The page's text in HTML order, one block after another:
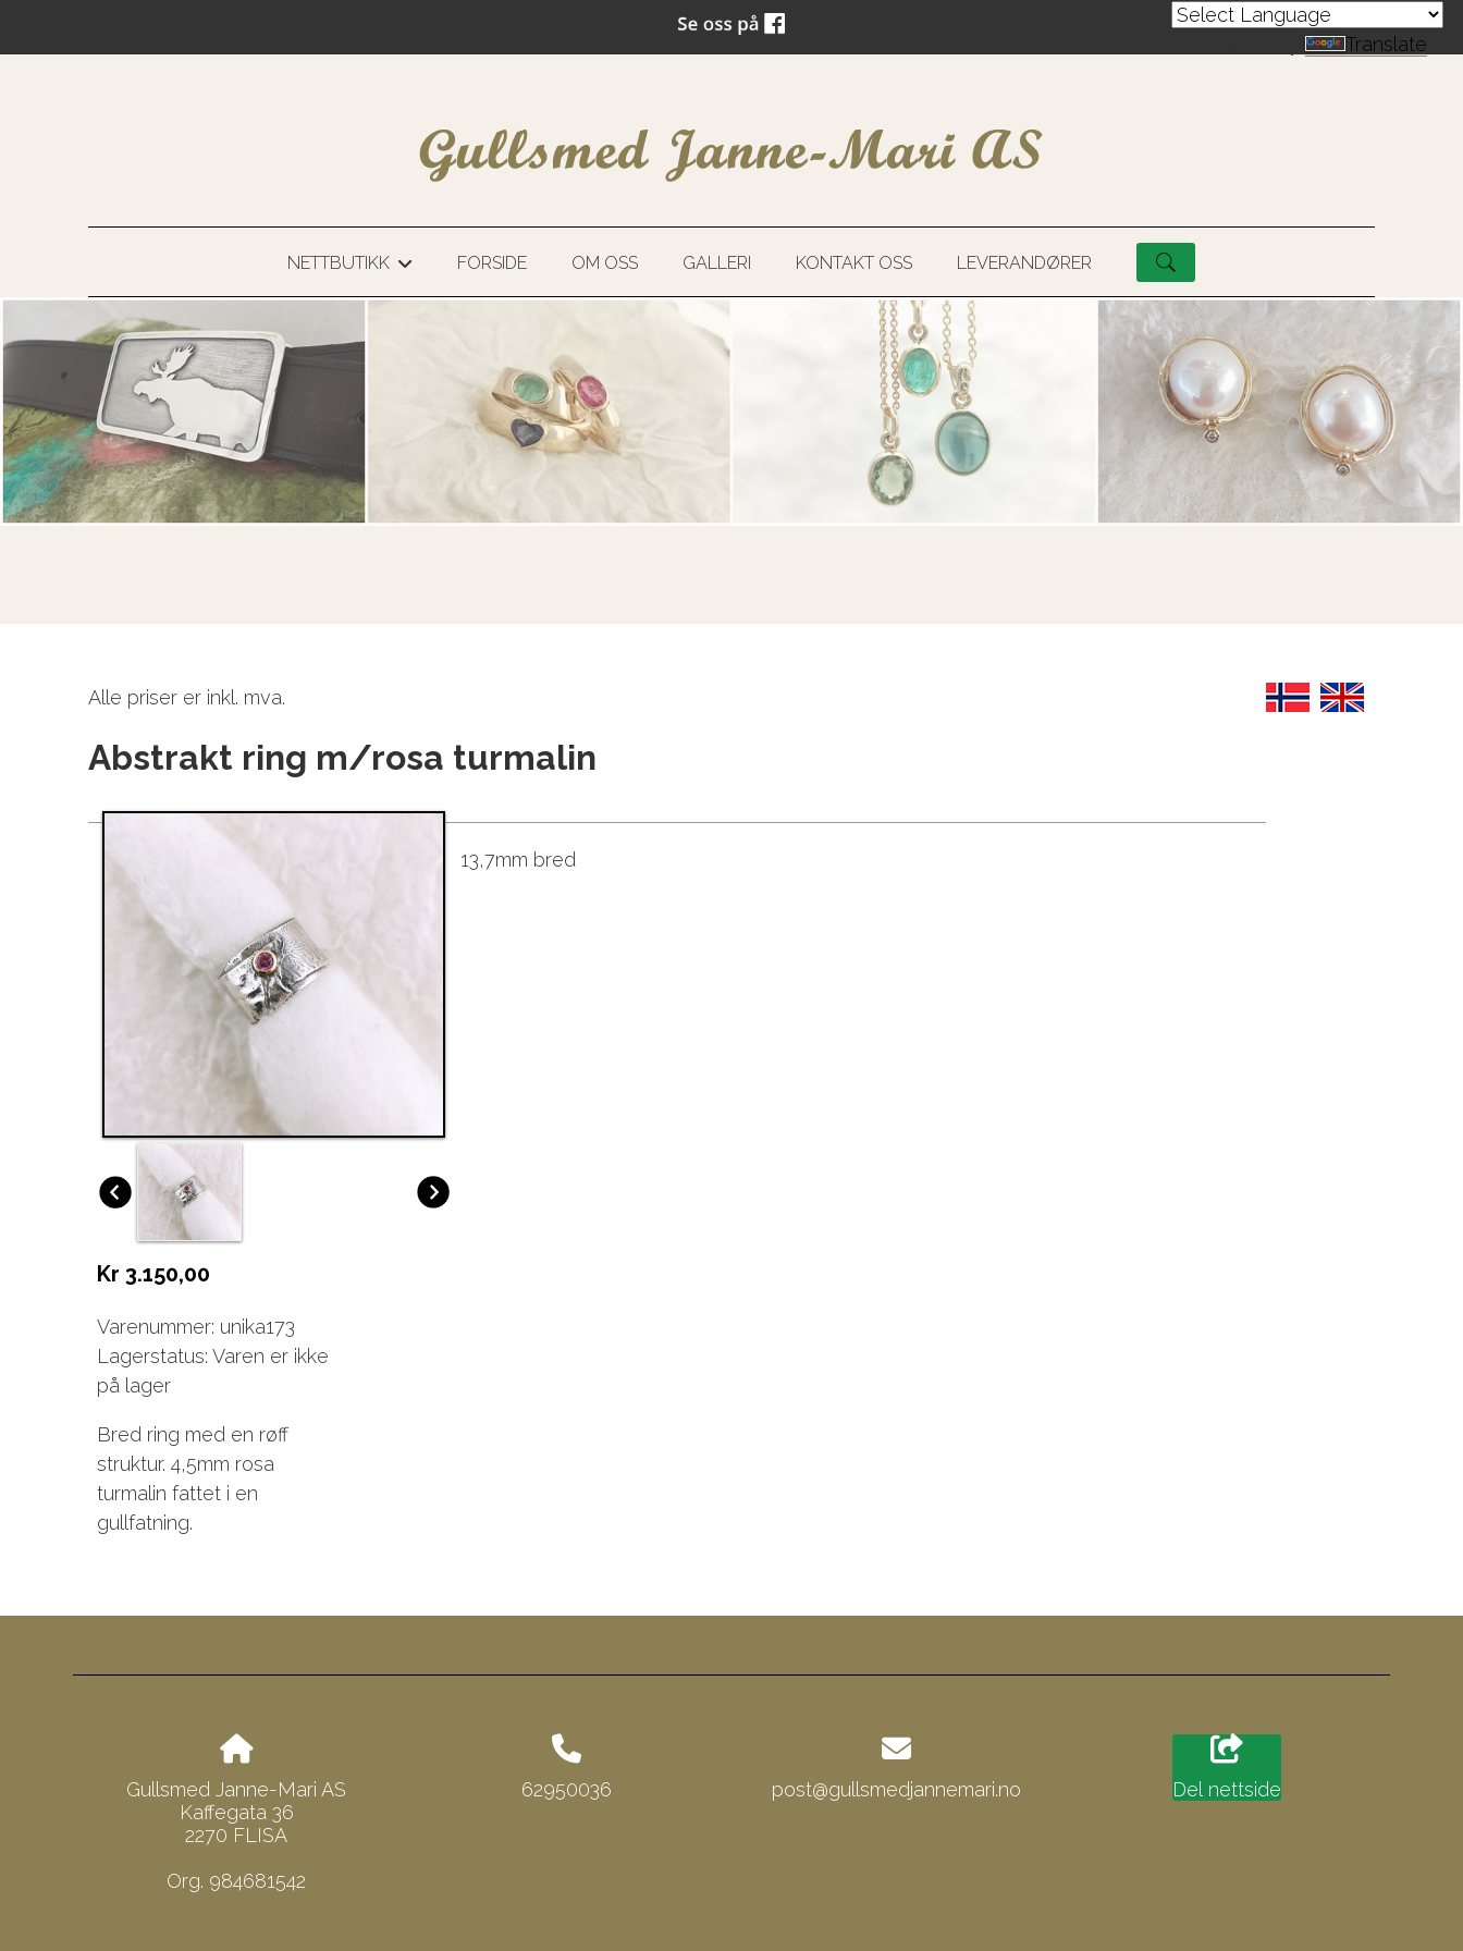
NETTBUTIKK FORSIDE OM OSS GALLERI KONTAKT OSS LEVERANDØRER
Alle priser er inkl. mva.
Abstrakt ring m/rosa turmalin
Kr 3.150,00
Varenummer: unika173
Lagerstatus: Varen er ikke
på lager
Bred ring med en røff
struktur. 4,5mm rosa
turmalin fattet i en
gullfatning.
13,7mm bred
Translate
Gullsmed Janne-Mari AS
Kaffegata 36
2270 FLISA
Org. 984681542
62950036 post@gullsmedjannemari.no Del nettside